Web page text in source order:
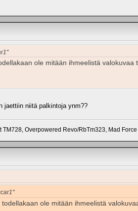
ole mitään ihmeelistä valokuvaa
jaettiin niitä palkintoja ynm??
Overpowered Revo/RbTm323, Mad
ole mitään ihmeelistä